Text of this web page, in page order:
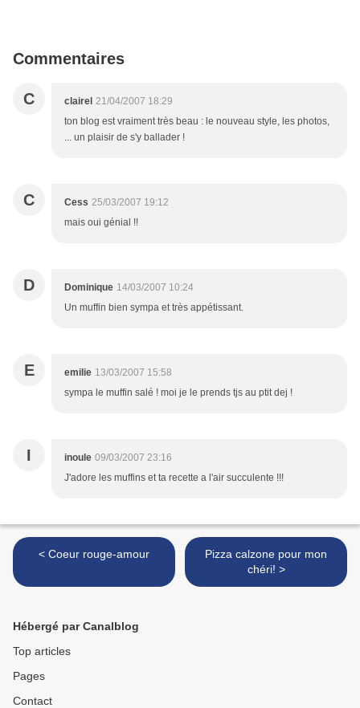
Commentaires
C clairel 21/04/2007 18:29
ton blog est vraiment très beau : le nouveau style, les photos,
... un plaisir de s'y ballader !
C Cess 25/03/2007 19:12
mais oui génial !!
D Dominique 14/03/2007 10:24
Un muffin bien sympa et très appétissant.
E emilie 13/03/2007 15:58
sympa le muffin salé ! moi je le prends tjs au ptit dej !
I inoule 09/03/2007 23:16
J'adore les muffins et ta recette a l'air succulente !!!
< Coeur rouge-amour
Pizza calzone pour mon
chéri! >
Hébergé par Canalblog
Top articles
Pages
Contact